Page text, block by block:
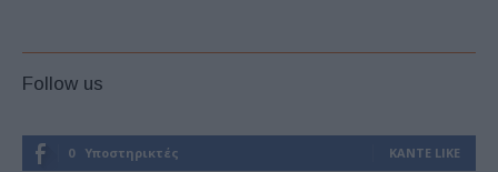
Follow us
0 Υποστηρικτές ΚΆΝΤΕ LIKE